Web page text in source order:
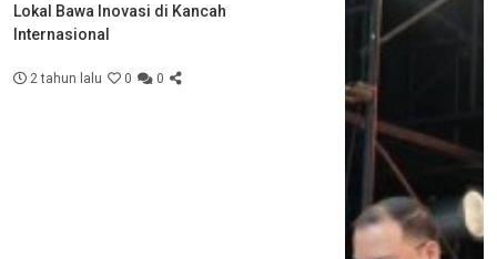
Lokal Bawa Inovasi di Kancah
Internasional
2 tahun lalu 0 0